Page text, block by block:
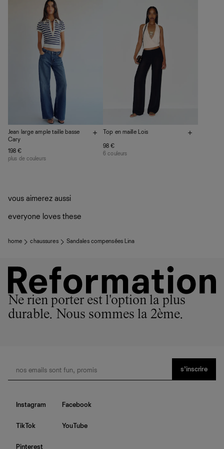
vos vêtements de ne pas finir dans les décharges, mais
plutôt sur d’autres personnes
La circularité chez Ref
En savoir plus
sur le développement durable chez Ref
Jean large ample taille basse
Cary
198 €
plus de couleurs
Top en maille Lois
98 €
6 couleurs
vous aimerez aussi
everyone loves these
home chaussures Sandales compensées Lina
Ne rien porter est l'option la plus
durable. Nous sommes la 2ème.
s’inscrire
Instagram Facebook
TikTok YouTube
Pinterest